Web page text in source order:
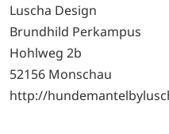
Luscha Design
Brundhild Perkampus
Hohlweg 2b
52156 Monschau
http://